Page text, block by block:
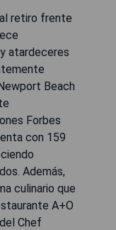
retiro frente
atardeceres
Beach
Forbes
con 159
Además,
culinario que
A+O
Chef